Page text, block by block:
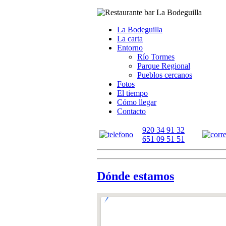
La Bodeguilla
La carta
Entorno
Río Tormes
Parque Regional
Pueblos cercanos
Fotos
El tiempo
Cómo llegar
Contacto
920 34 91 32
651 09 51 51
Dónde estamos